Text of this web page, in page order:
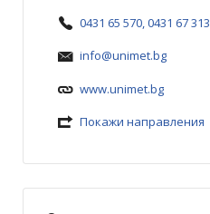
0431 65 570, 0431 67 313
info@unimet.bg
www.unimet.bg
Покажи направления